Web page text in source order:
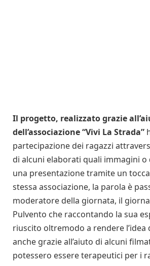
Il progetto, realizzato grazie
dell’associazione “Vivi La Strada”
partecipazione dei ragazzi
di alcuni elaborati quali immagini o
una presentazione tramite un
stessa associazione, la parola è
moderatore della giornata, il
Pulvento che raccontando la sua
riuscito oltremodo a rendere l’idea
anche grazie all’aiuto di alcuni
potessero essere terapeutici per i